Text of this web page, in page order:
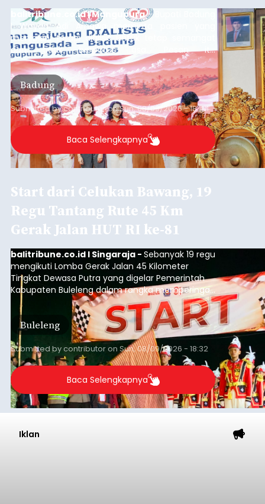
balitribune.co.id | Mangupura- Bupati Badung
I Wayan Adi Arnawa meminta pasien yang
menjalani terapi dialisis untuk tetap semangat
dan tidak berputus asa. Pesan itu
disampaikannya saat menghadiri Sarasehan
Pejuang Dialisis yang digelar RSD Mangusada di
Ruang Kertha Gosana, Puspem Badung, Minggu
(9/8/2026).
Badung
Submitted bycontributoronSun, 08/09/2026 - 18:44
Baca Selengkapnya
Start dari Celukan Bawang, 19
Regu Tantang Rute 45 Km
Gerak Jalan HUT RI ke-81
balitribune.co.id I Singaraja - Sebanyak 19 regu
mengikuti Lomba Gerak Jalan 45 Kilometer
Tingkat Dewasa Putra yang digelar Pemerintah
Kabupaten Buleleng dalam rangka memperingati
HUT ke-81 Kemerdekaan Republik Indonesia.
Lomba resmi dimulai dari Lapangan Sepak Bola
Desa Celukan Bawang, Sabtu (8/8/2026) malam.
Buleleng
Submitted bycontributoron Sun, 08/09/2026 - 18:32
Baca Selengkapnya
Iklan